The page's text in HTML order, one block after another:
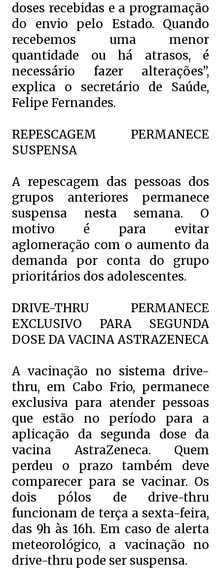
doses recebidas e a programação
do envio pelo Estado. Quando
recebemos uma menor
quantidade ou há atrasos, é
necessário fazer alterações”,
explica o secretário de Saúde,
Felipe Fernandes.
REPESCAGEM PERMANECE
SUSPENSA
A repescagem das pessoas dos
grupos anteriores permanece
suspensa nesta semana. O
motivo é para evitar
aglomeração com o aumento da
demanda por conta do grupo
prioritários dos adolescentes.
DRIVE-THRU PERMANECE
EXCLUSIVO PARA SEGUNDA
DOSE DA VACINA ASTRAZENECA
A vacinação no sistema drive-
thru, em Cabo Frio, permanece
exclusiva para atender pessoas
que estão no período para a
aplicação da segunda dose da
vacina AstraZeneca. Quem
perdeu o prazo também deve
comparecer para se vacinar. Os
dois pólos de drive-thru
funcionam de terça a sexta-feira,
das 9h às 16h. Em caso de alerta
meteorológico, a vacinação no
drive-thru pode ser suspensa.